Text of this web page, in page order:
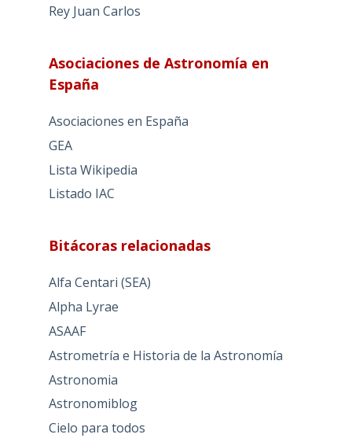
Rey Juan Carlos
Asociaciones de Astronomía en
España
Asociaciones en España
GEA
Lista Wikipedia
Listado IAC
Bitácoras relacionadas
Alfa Centari (SEA)
Alpha Lyrae
ASAAF
Astrometría e Historia de la Astronomía
Astronomia
Astronomiblog
Cielo para todos